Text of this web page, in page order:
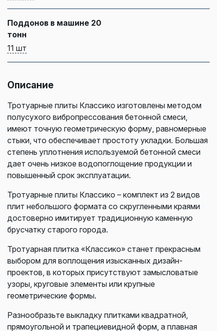
Поддонов в машине 20
тонн
11 шт
Описание
Тротуарные плиты Классико изготовлены методом
полусухого вибропрессования бетонной смеси,
имеют точную геометрическую форму, равномерные
стыки, что обеспечивает простоту укладки. Большая
степень уплотнения используемой бетонной смеси
дает очень низкое водопоглощение продукции и
повышенный срок эксплуатации.
Тротуарные плиты Классико – комплект из 2 видов
плит небольшого формата со скругленными краями
достоверно имитирует традиционную каменную
брусчатку старого города.
Тротуарная плитка «Классико» станет прекрасным
выбором для воплощения изысканных дизайн-
проектов, в которых присутствуют замысловатые
узоры, круговые элементы или крупные
геометрические формы.
Разнообразьте выкладку плитками квадратной,
прямоугольной и трапециевидной форм, а плавная